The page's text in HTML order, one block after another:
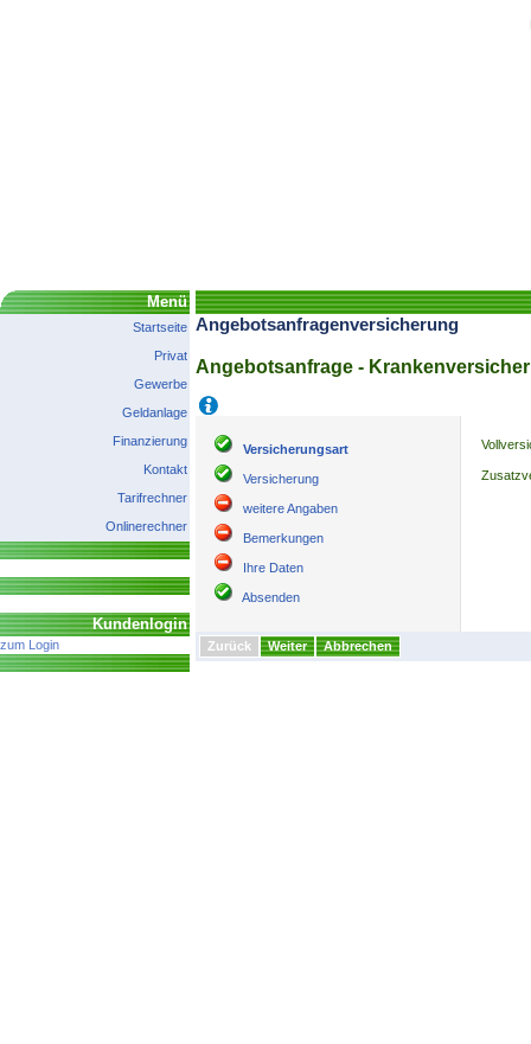
Menü
Startseite
Privat
Gewerbe
Geldanlage
Finanzierung
Kontakt
Tarifrechner
Onlinerechner
Kundenlogin
zum Login
Angebotsanfragenversicherung
Angebotsanfrage -
Versicherungsart
Versicherung
weitere Angaben
Bemerkungen
Ihre Daten
Absenden
Zurück